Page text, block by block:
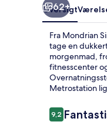
62+
Oversigt
Fra Mondrian
tage en
morgenmad,
fitnesscenter
Metrostation
Anmeldelser
9,29,2 ud af 10.